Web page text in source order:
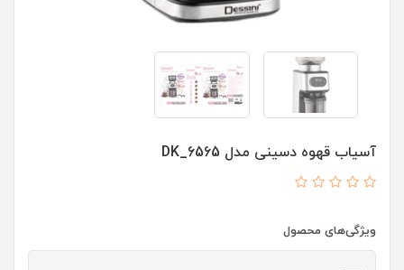
آسیاب قهوه دسینی مدل DK_6565
ویژگی‌های محصول